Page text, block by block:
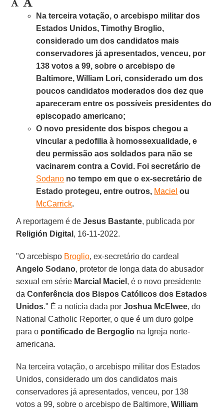
Na terceira votação, o arcebispo militar dos
Estados Unidos, Timothy Broglio,
considerado um dos candidatos mais
conservadores já apresentados, venceu, por
138 votos a 99, sobre o arcebispo de
Baltimore, William Lori, considerado um dos
poucos candidatos moderados dos dez que
apareceram entre os possíveis presidentes do
episcopado americano;
O novo presidente dos bispos chegou a
vincular a pedofilia à homossexualidade, e
deu permissão aos soldados para não se
vacinarem contra a Covid. Foi secretário de
Sodano no tempo em que o ex-secretário de
Estado protegeu, entre outros, Maciel ou
McCarrick.
A reportagem é deJesus Bastante, publicada por
Religión Digital , 16-11-2022.
"O arcebispo Broglio, ex-secretário do cardeal
Angelo Sodano, protetor de longa data do abusador
sexual em série Marcial Maciel , é o novo presidente
daConferência dos Bispos Católicos dos Estados
Unidos." É a notícia dada porJoshua McElwee, do
National Catholic Reporter, o que é um duro golpe
para o pontificado de Bergoglio na Igreja norte-
americana.
Na terceira votação, o arcebispo militar dos Estados
Unidos, considerado um dos candidatos mais
conservadores já apresentados, venceu, por 138
votos a 99, sobre o arcebispo de Baltimore,William